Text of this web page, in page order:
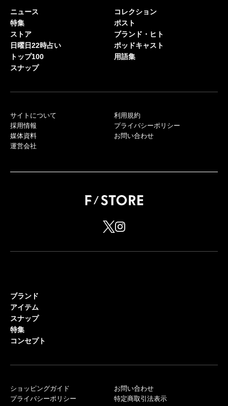
ニュース
特集
ストア
日曜日22時占い
トップ100
スナップ
コレクション
ポスト
ブランド・ヒト
ポッドキャスト
用語集
サイトについて
採用情報
媒体資料
運営会社
利用規約
プライバシーポリシー
お問い合わせ
ブランド
アイテム
スナップ
特集
コンセプト
ショッピングガイド
プライバシーポリシー
お問い合わせ
特定商取引法表示